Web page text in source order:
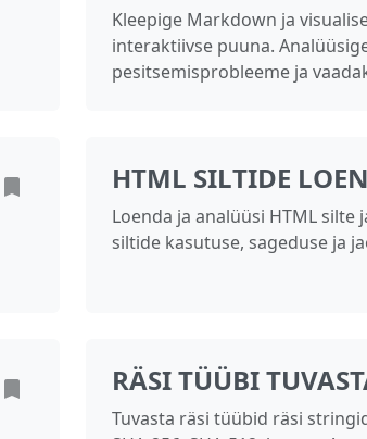
Kleepige Markdown ja
interaktiivse puuna.
pesitsemisprobleeme ja
HTML SILTIDE
Loenda ja analüüsi HTML
siltide kasutuse, sageduse ja
RÄSI TÜÜBI
Tuvasta räsi tüübid räsi